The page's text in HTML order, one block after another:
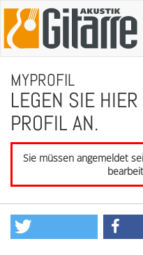
MYPROFIL
LEGEN SIE
PROFIL AN.
Sie müssen angemeldet